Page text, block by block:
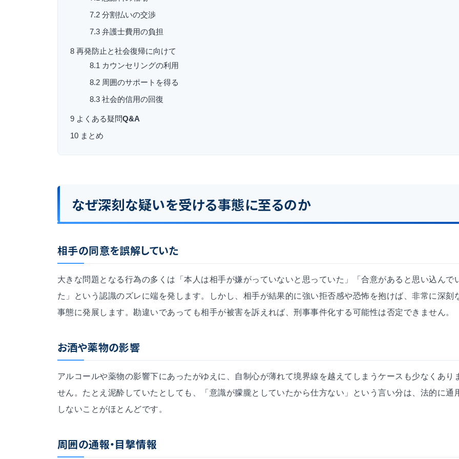
7.2 分割払いの交渉
7.3 弁護士費用の負担
8 再発防止と社会復帰に向けて
8.1 カウンセリングの利用
8.2 周囲のサポートを得る
8.3 社会的信用の回復
9 よくある疑問Q&A
10 まとめ
なぜ深刻な疑いを受ける事態に至るのか
相手の同意を誤解していた
大きな問題となる行為の多くは「本人は相手が嫌がっていないと思っていた」「合意があると思い込んで
た」という認識のズレに端を発します。しかし、相手が結果的に強い拒否感や恐怖を抱けば、非常に深刻
事態に発展します。勘違いであっても相手が被害を訴えれば、刑事事件化する可能性は否定できません。
お酒や薬物の影響
アルコールや薬物の影響下にあったがゆえに、自制心が薄れて境界線を越えてしまうケースも少なくあり
せん。たとえ泥酔していたとしても、「意識が朦朧としていたから仕方ない」という言い分は、法的に通
しないことがほとんどです。
周囲の通報・目撃情報